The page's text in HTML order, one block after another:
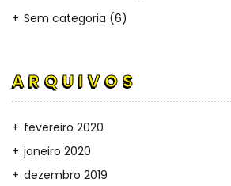
Sem categoria (6)
ARQUIVOS
fevereiro 2020
janeiro 2020
dezembro 2019